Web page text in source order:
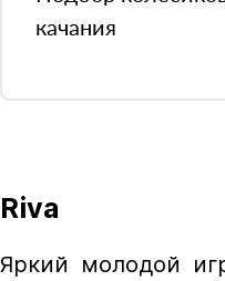
качания
Riva
Яркий молодой